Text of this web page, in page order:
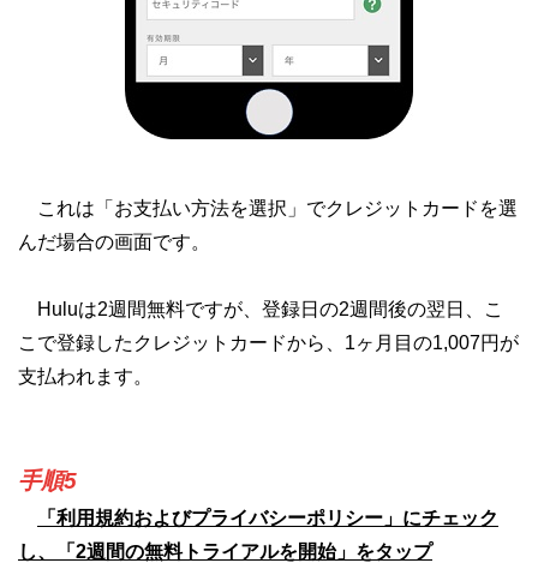
これは「お支払い方法を選択」でクレジットカードを選
んだ場合の画面です。
Huluは2週間無料ですが、登録日の2週間後の翌日、こ
こで登録したクレジットカードから、1ヶ月目の1,007円が
支払われます。
手順5
「利用規約およびプライバシーポリシー」にチェック
し、「2週間の無料トライアルを開始」をタップ